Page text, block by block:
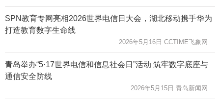
SPN教育专网亮相2026世界电信日大会，湖北移动携手华为
打造教育数字生命线
2026年5月16日 CCTIME飞象网
青岛举办“5·17世界电信和信息社会日”活动 筑牢数字底座与
通信安全防线
2026年5月15日 青岛新闻网